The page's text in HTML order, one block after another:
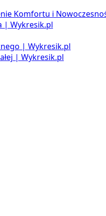
Komfortu i
| Wykresik.pl
| Wykresik.pl
| Wykresik.pl